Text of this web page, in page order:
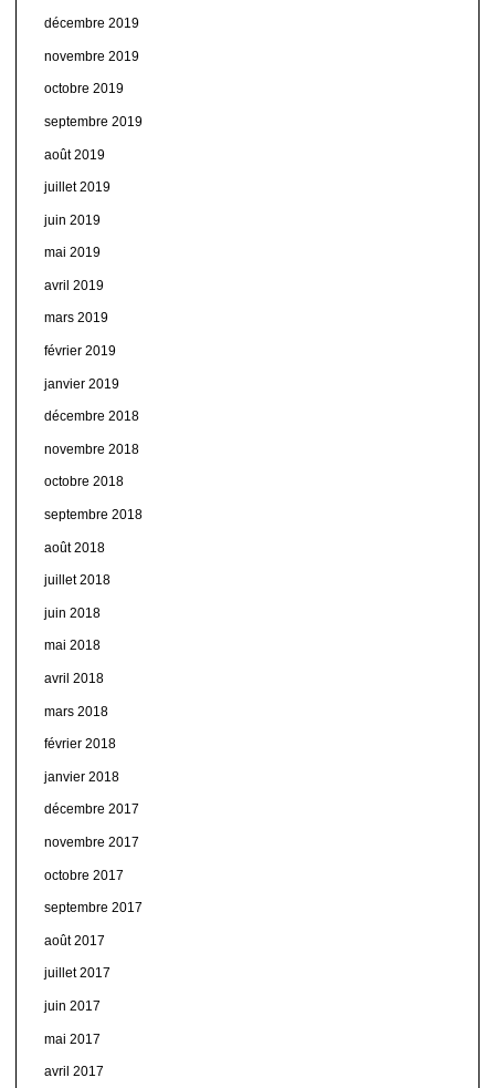
décembre 2019
novembre 2019
octobre 2019
septembre 2019
août 2019
juillet 2019
juin 2019
mai 2019
avril 2019
mars 2019
février 2019
janvier 2019
décembre 2018
novembre 2018
octobre 2018
septembre 2018
août 2018
juillet 2018
juin 2018
mai 2018
avril 2018
mars 2018
février 2018
janvier 2018
décembre 2017
novembre 2017
octobre 2017
septembre 2017
août 2017
juillet 2017
juin 2017
mai 2017
avril 2017